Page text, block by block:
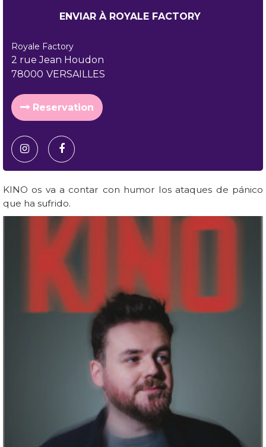
Royale Factory
2 rue Jean Houdon
78000 VERSAILLES
Reservation
KINO os va a contar con humor los ataques de pánico
que ha sufrido.